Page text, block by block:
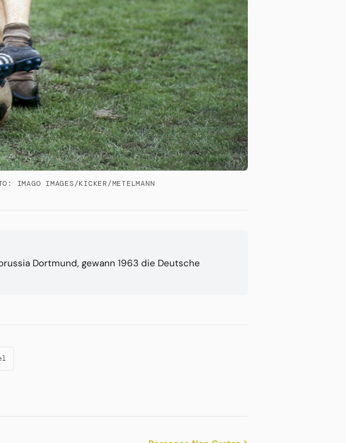
IMAGO IMAGES/KICKER/METELMANN
Dortmund, gewann 1963 die Deutsche